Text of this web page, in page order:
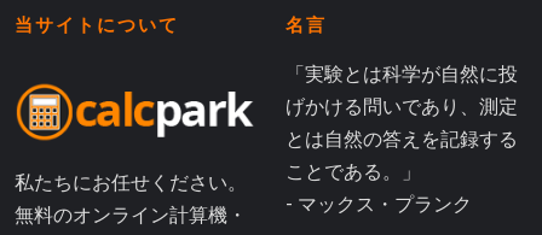
当サイトについて
私たちにお任せください。
無料のオンライン計算機・
名言
「実験とは科学が自然に投
げかける問いであり、測定
とは自然の答えを記録する
ことである。」
- マックス・プランク